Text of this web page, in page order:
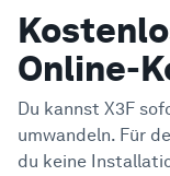
Online-
Du kannst X3F
umwandeln. Für
du keine